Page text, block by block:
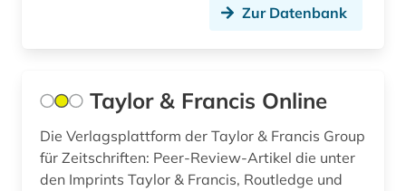
einstein (1)
elektronik (1)
elektronische bibliothek (1)
Zur Datenbank
Taylor & Francis Online
Die Verlagsplattform der Taylor & Francis Group
für Zeitschriften: Peer-Review-Artikel die unter
den Imprints Taylor & Francis, Routledge und